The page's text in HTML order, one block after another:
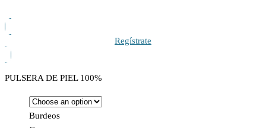
Regístrate
PULSERA DE PIEL 100%
Burdeos